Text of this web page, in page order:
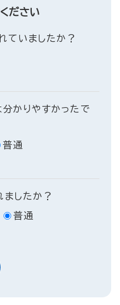
ださい
ていましたか？
かりやすかったで
普通
ましたか？
普通